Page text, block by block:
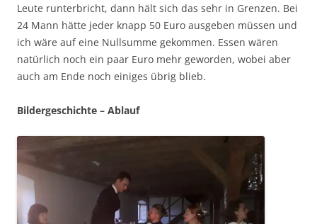
Leute runterbricht, dann hält sich das sehr in Grenzen. Bei
24 Mann hätte jeder knapp 50 Euro ausgeben müssen und
ich wäre auf eine Nullsumme gekommen. Essen wären
natürlich noch ein paar Euro mehr geworden, wobei aber
auch am Ende noch einiges übrig blieb.
Bildergeschichte – Ablauf